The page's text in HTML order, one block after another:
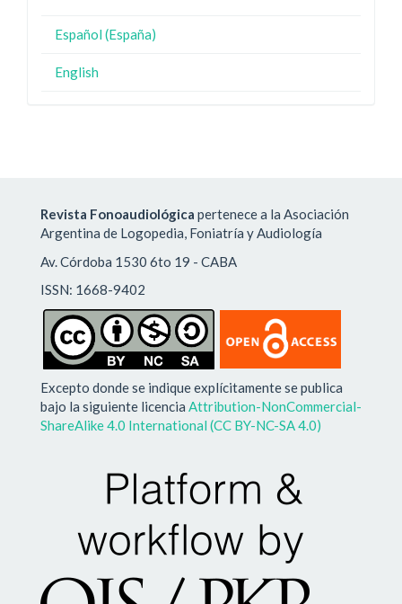
Español (España)
English
Revista Fonoaudiológica pertenece a la Asociación
Argentina de Logopedia, Foniatría y Audiología
Av. Córdoba 1530 6to 19 - CABA
ISSN: 1668-9402
Excepto donde se indique explícitamente se publica
bajo la siguiente licencia Attribution-NonCommercial-
ShareAlike 4.0 International (CC BY-NC-SA 4.0)